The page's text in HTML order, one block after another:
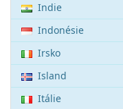
Indie
Indonésie
Irsko
Island
Itálie